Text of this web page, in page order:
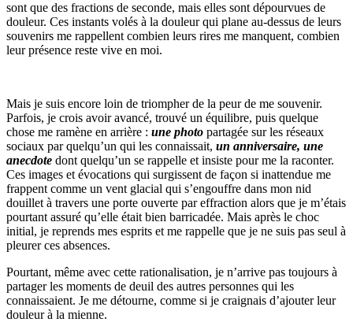
sont que des fractions de seconde, mais elles sont dépourvues de
douleur. Ces instants volés à la douleur qui plane au-dessus de leurs
souvenirs me rappellent combien leurs rires me manquent, combien
leur présence reste vive en moi.
Mais je suis encore loin de triompher de la peur de me souvenir.
Parfois, je crois avoir avancé, trouvé un équilibre, puis quelque
chose me ramène en arrière : une photo partagée sur les réseaux
sociaux par quelqu’un qui les connaissait, un anniversaire, une
anecdote dont quelqu’un se rappelle et insiste pour me la raconter.
Ces images et évocations qui surgissent de façon si inattendue me
frappent comme un vent glacial qui s’engouffre dans mon nid
douillet à travers une porte ouverte par effraction alors que je m’étais
pourtant assuré qu’elle était bien barricadée. Mais après le choc
initial, je reprends mes esprits et me rappelle que je ne suis pas seul à
pleurer ces absences.
Pourtant, même avec cette rationalisation, je n’arrive pas toujours à
partager les moments de deuil des autres personnes qui les
connaissaient. Je me détourne, comme si je craignais d’ajouter leur
douleur à la mienne.